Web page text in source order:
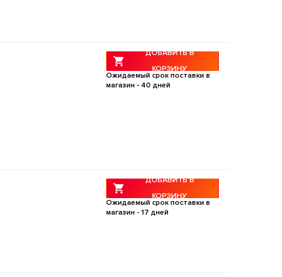
ДОБАВИТЬ В
КОРЗИНУ
Ожидаемый срок поставки в
магазин - 40 дней
ДОБАВИТЬ В
КОРЗИНУ
Ожидаемый срок поставки в
магазин - 17 дней